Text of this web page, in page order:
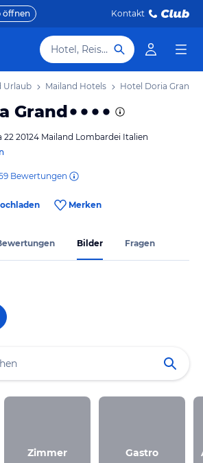
öffnen Kontakt
Hotel, Reiseziel
Urlaub Mailand Hotels Hotel Doria Grand
Grand
22 20124 Mailand Lombardei Italien
Bewertungen
Merken
Bilder Fragen
Zimmer Gastro